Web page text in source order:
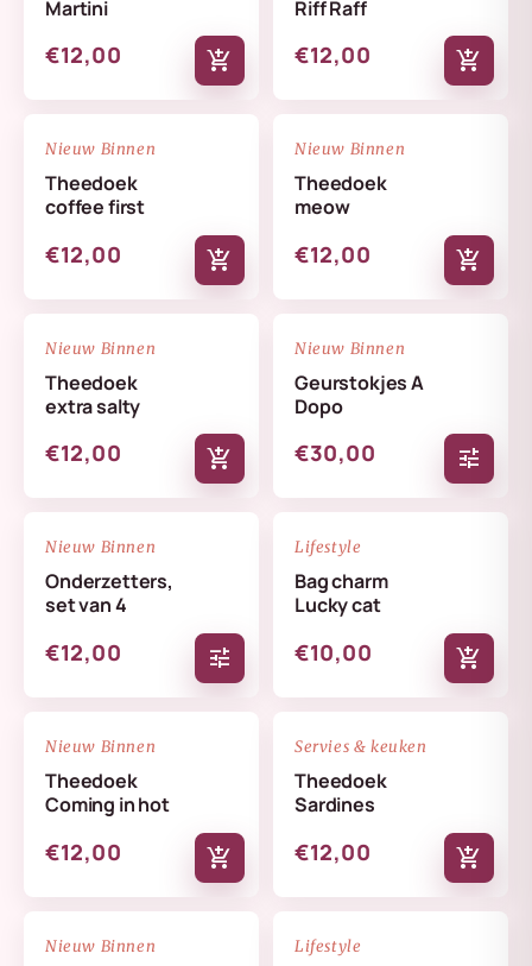
Martini
€12,00 add_shopping_cart
Riff Raff
€12,00 add_shopping_cart
NIEUW
Nieuw Binnen
Theedoek
coffee first
€12,00 add_shopping_cart
NIEUW
Nieuw Binnen
Theedoek
meow
€12,00 add_shopping_cart
NIEUW
Nieuw Binnen
Theedoek
extra salty
€12,00 add_shopping_cart
NIEUW
Nieuw Binnen
Geurstokjes A
Dopo
€30,00 tune
NIEUW
Nieuw Binnen
Onderzetters,
set van 4
€12,00 tune
NIEUW
Lifestyle
Bag charm
Lucky cat
€10,00 add_shopping_cart
NIEUW
Nieuw Binnen
Theedoek
Coming in hot
€12,00 add_shopping_cart
NIEUW
Servies & keuken
Theedoek
Sardines
€12,00 add_shopping_cart
NIEUW
Nieuw Binnen NIEUW
Lifestyle